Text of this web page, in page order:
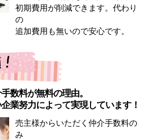
初期費用が削減できます。代わり
の
追加費用も無いので安心です。
数料が無料の理由。
業努力によって実現しています！
売主様からいただく仲介手数料の
み